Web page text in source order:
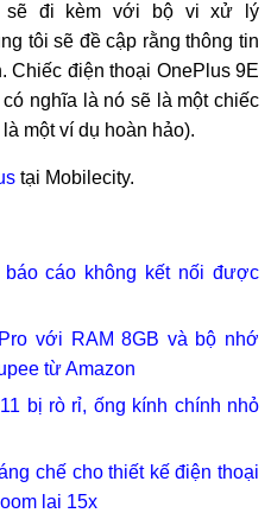
sẽ đi kèm với bộ vi xử lý
tôi sẽ đề cập rằng thông tin
Chiếc điện thoại OnePlus 9E
nghĩa là nó sẽ là một chiếc
một ví dụ hoàn hảo).
tại Mobilecity.
cáo không kết nối được
với RAM 8GB và bộ nhớ
từ Amazon
bị rò rỉ, ống kính chính nhỏ
chế cho thiết kế điện thoại
lai 15x